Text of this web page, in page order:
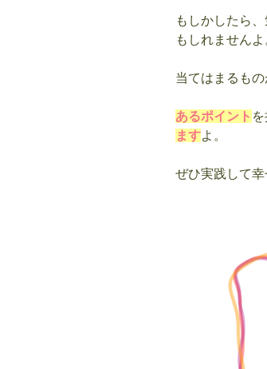
もしかしたら
もしれませんよ
当てはまるも
あるポイント
ますよ。
ぜひ実践して幸